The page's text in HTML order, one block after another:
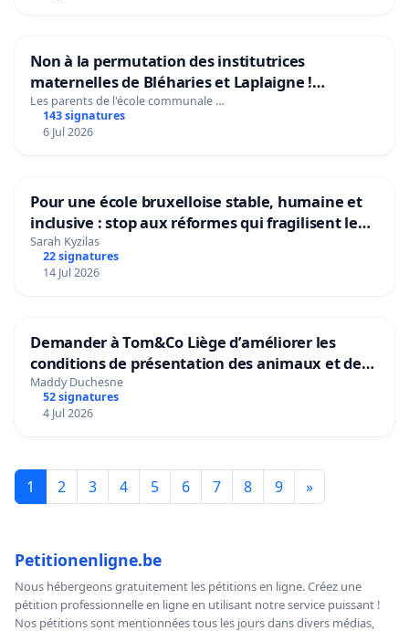
Non à la permutation des institutrices
maternelles de Bléharies et Laplaigne !
Préservons la stabilité de nos enfants.
Les parents de l'école communale …
143 signatures
6 Jul 2026
Pour une école bruxelloise stable, humaine et
inclusive : stop aux réformes qui fragilisent le
primaire
Sarah Kyzilas
22 signatures
14 Jul 2026
Demander à Tom&Co Liège d’améliorer les
conditions de présentation des animaux et de
mettre fin à la vente d’animaux en magasin
Maddy Duchesne
52 signatures
4 Jul 2026
1 2 3 4 5 6 7 8 9 »
Petitionenligne.be
Nous hébergeons gratuitement les pétitions en ligne. Créez une
pétition professionnelle en ligne en utilisant notre service puissant !
Nos pétitions sont mentionnées tous les jours dans divers médias,